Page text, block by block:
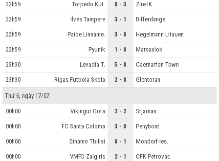
22h59 Torpedo Kut. 0 - 3 Zire IK
22h59 Ilves Tampere 3 - 1 Differdange
22h59 Paide Linname. 3 - 0 Hegelmann Litauen
22h59 Pyunik 1 - 0 Marsaxlok
23h30 Levadia T. 5 - 0 Caernarfon Town
23h30 Rigas Futbola Skola 2 - 0 Glentoran
Thứ 6, ngày 17/07
00h00 Vikingur Gota 2 - 2 Stjarnan
00h00 FC Santa Coloma 3 - 0 Penybont
00h00 Dinamo Tbilisi 0 - 1 Mondorf-les.
00h00 VMFD Zalgiris 2 - 1 OFK Petrovac